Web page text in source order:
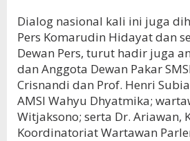
Dialog nasional kali ini juga
Pers Komarudin Hidayat dan
Dewan Pers, turut hadir juga
dan Anggota Dewan Pakar
Crisnandi dan Prof. Henri
AMSI Wahyu Dhyatmika;
Witjaksono; serta Dr. Ariawan,
Koordinatoriat Wartawan